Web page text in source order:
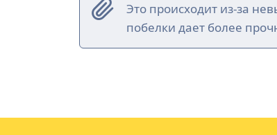
Это происходит из-за
побелки дает более